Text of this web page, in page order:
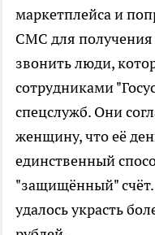
маркетплейса и
СМС для получения
звонить люди,
сотрудниками
спецслужб. Они
женщину, что её
единственный
"защищённый"
удалось украсть